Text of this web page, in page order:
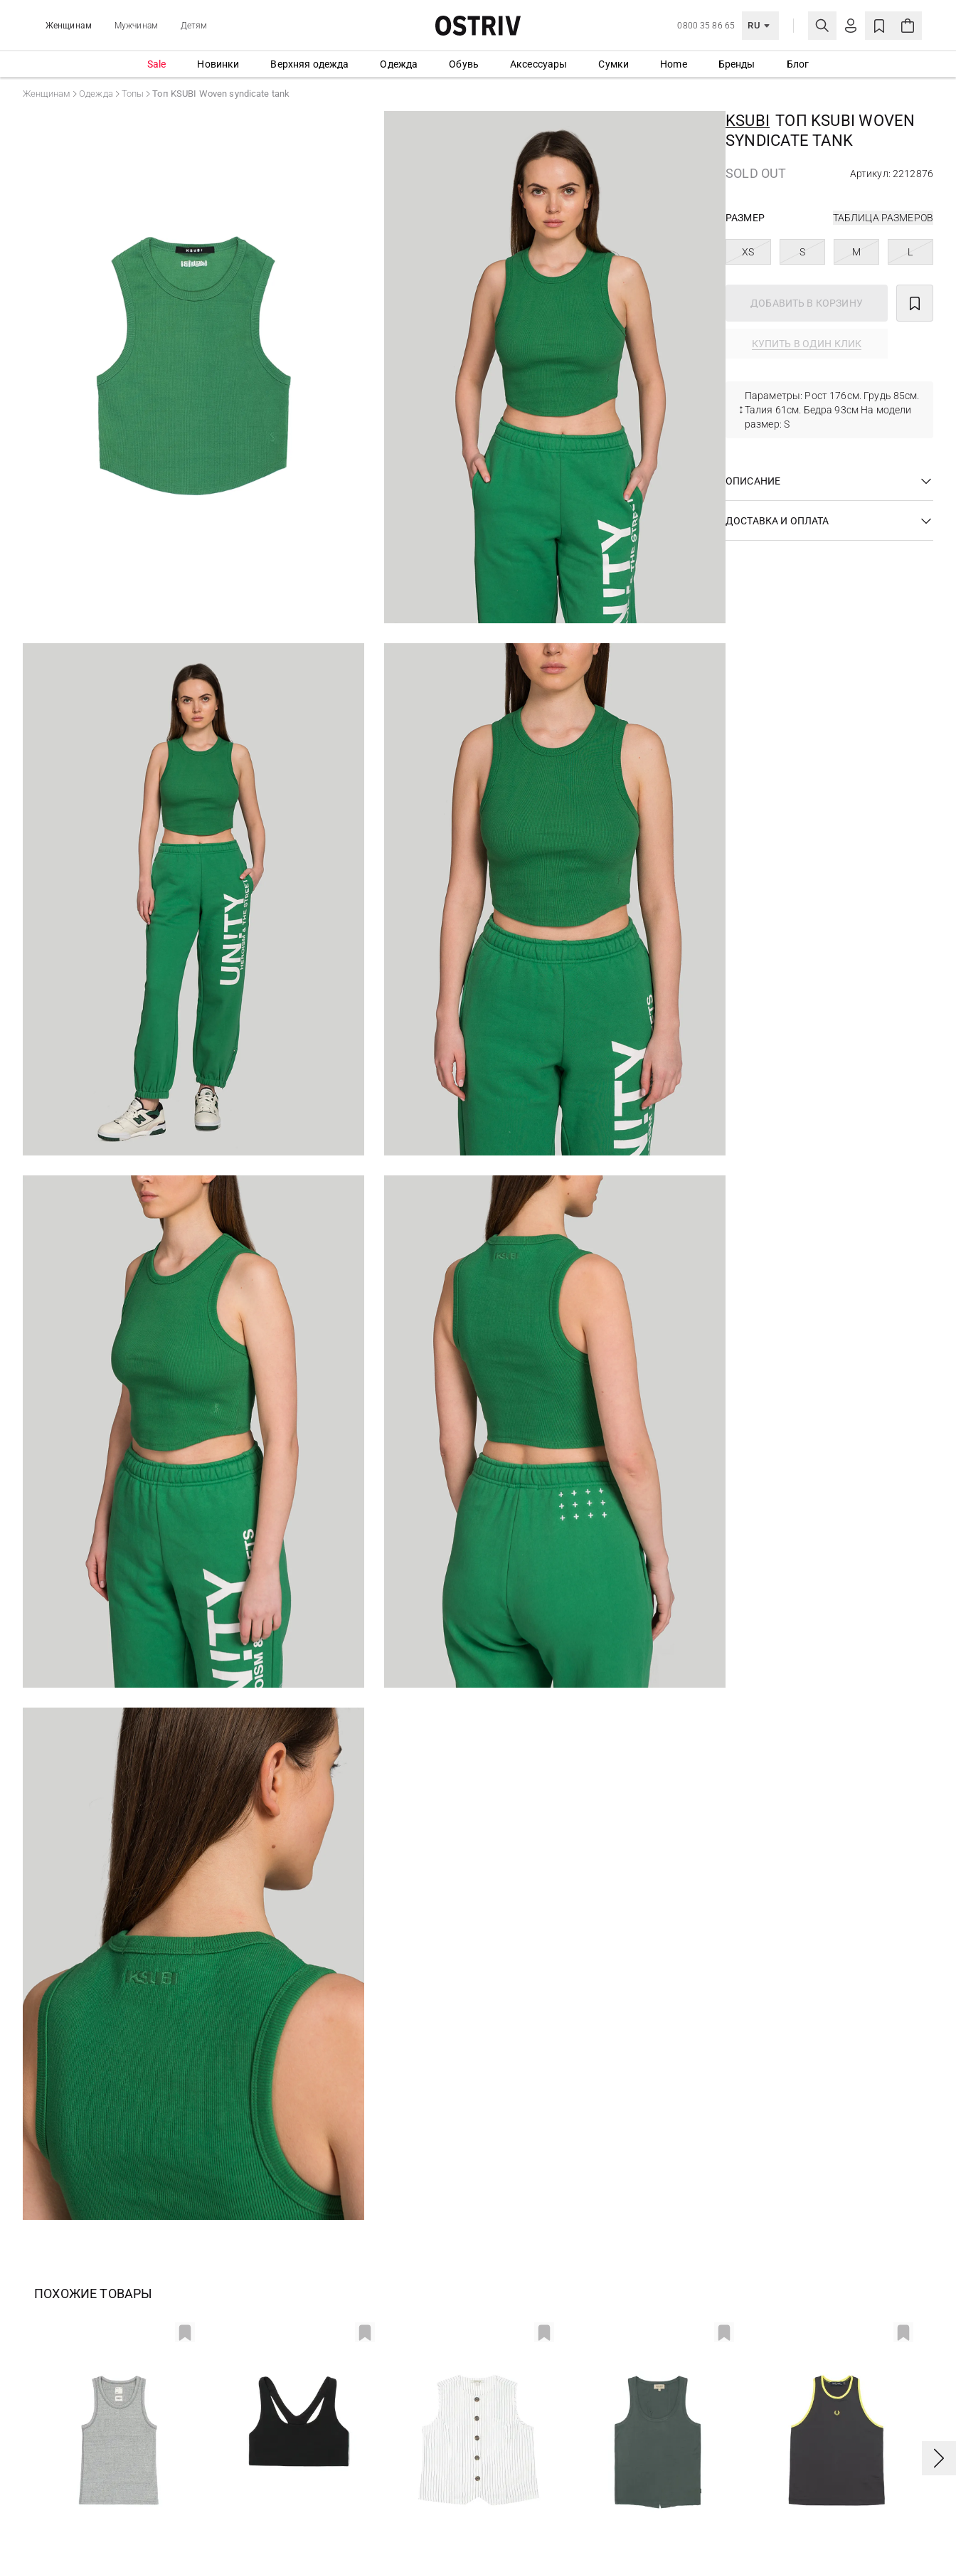
Женщинам Мужчинам Детям 0800 35 86 65 RU
ЛИЧНЫЙ КАБИНЕТ
Еще не зарегистрированы?
СОЗДАТЬ УЧЕТНУЮ ЗАПИСЬ
Sale Новинки Верхняя одежда Одежда Обувь Аксессуары Сумки Home Бренды Блог
Женщинам Одежда Топы Топ KSUBI Woven syndicate tank
KSUBI ТОП KSUBI WOVEN
SYNDICATE TANK
SOLD OUT Артикул: 2212876
РАЗМЕР ТАБЛИЦА РАЗМЕРОВ
XS S M L
ДОБАВИТЬ В КОРЗИНУ
КУПИТЬ В ОДИН КЛИК
Параметры: Рост 176см. Грудь 85см.
Талия 61см. Бедра 93см На модели
размер: S
ОПИСАНИЕ
ДОСТАВКА И ОПЛАТА
ПОХОЖИЕ ТОВАРЫ